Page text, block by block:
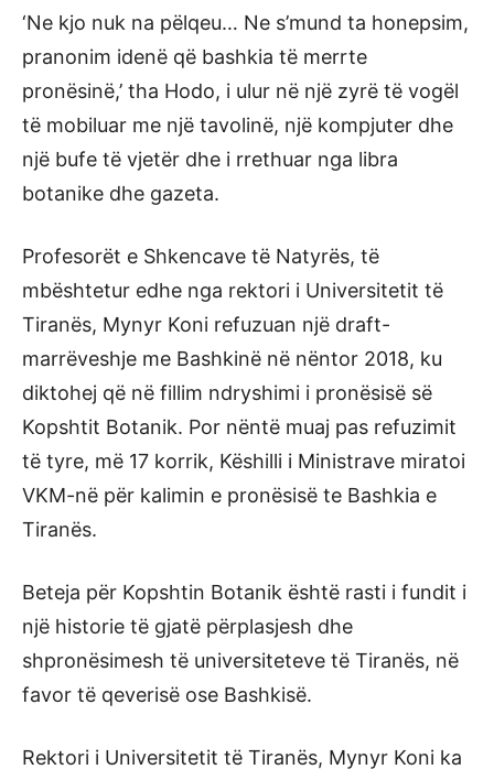
‘Ne kjo nuk na pëlqeu… Ne s’mund ta honepsim,
pranonim idenë që bashkia të merrte
pronësinë,’ tha Hodo, i ulur në një zyrë të vogël
të mobiluar me një tavolinë, një kompjuter dhe
një bufe të vjetër dhe i rrethuar nga libra
botanike dhe gazeta.
Profesorët e Shkencave të Natyrës, të
mbështetur edhe nga rektori i Universitetit të
Tiranës, Mynyr Koni refuzuan një draft-
marrëveshje me Bashkinë në nëntor 2018, ku
diktohej që në fillim ndryshimi i pronësisë së
Kopshtit Botanik. Por nëntë muaj pas refuzimit
të tyre, më 17 korrik, Këshilli i Ministrave miratoi
VKM-në për kalimin e pronësisë te Bashkia e
Tiranës.
Beteja për Kopshtin Botanik është rasti i fundit i
një historie të gjatë përplasjesh dhe
shpronësimesh të universiteteve të Tiranës, në
favor të qeverisë ose Bashkisë.
Rektori i Universitetit të Tiranës, Mynyr Koni ka